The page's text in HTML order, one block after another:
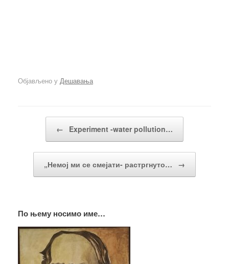
Објављено у Дешавања
← Experiment -water pollution…
„Немој ми се смејати- растргнуто… →
По њему носимо име…